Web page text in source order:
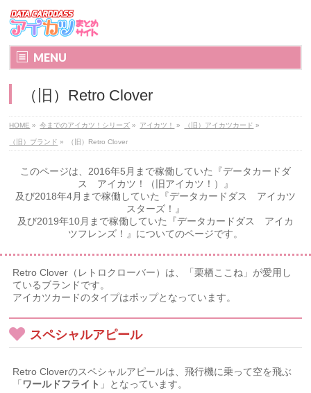
MENU
（旧）Retro Clover
HOME » 今までのアイカツ！シリーズ » アイカツ！ » （旧）アイカツカード »
（旧）ブランド » （旧）Retro Clover
このページは、2016年5月まで稼働していた『データカードダ
ス アイカツ！（旧アイカツ！）』
及び2018年4月まで稼働していた『データカードダス アイカツ
スターズ！』
及び2019年10月まで稼働していた『データカードダス アイカ
ツフレンズ！』についてのページです。
Retro Clover（レトロクローバー）は、「栗栖ここね」が愛用し
ているブランドです。
アイカツカードのタイプはポップとなっています。
スペシャルアピール
Retro Cloverのスペシャルアピールは、飛行機に乗って空を飛ぶ
「 ワールドフライト 」となっています。